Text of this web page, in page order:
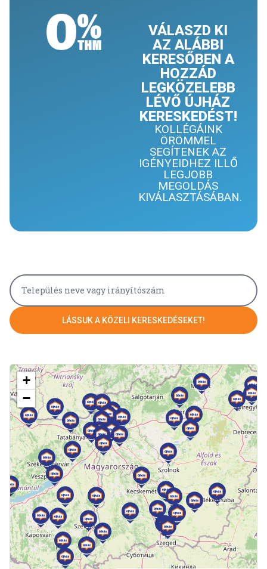
VÁLASZD KI
AZ ALÁBBI
KERESŐBEN A
HOZZÁD
LEGKÖZELEBB
LÉVŐ ÚJHÁZ
KERESKEDÉST!
KOLLÉGÁINK
ÖRÖMMEL
SEGÍTENEK AZ
IGÉNYEIDHEZ ILLŐ
LEGJOBB
MEGOLDÁS
KIVÁLASZTÁSÁBAN.
LÁSSUK A KÖZELI KERESKEDÉSEKET!
+
−